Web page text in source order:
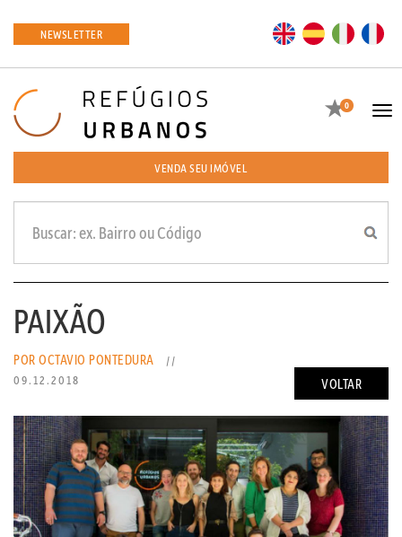
NEWSLETTER EN ES
Favoritos
0
VENDA SEU IMÓVEL
PAIXÃO
VOLTAR
POR OCTAVIO PONTEDURA
//
09.12.2018